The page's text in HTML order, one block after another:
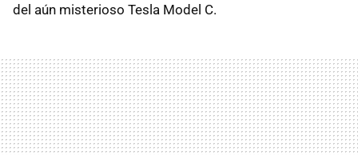
del aún misterioso Tesla Model C.